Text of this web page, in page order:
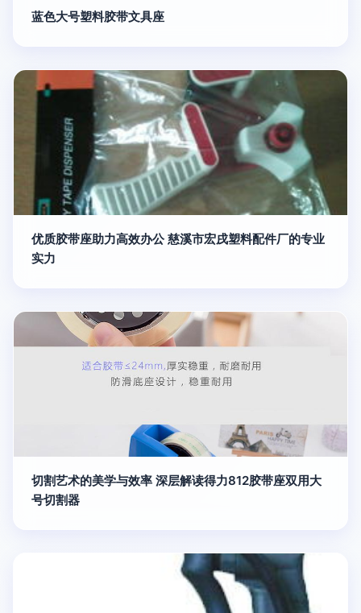
蓝色大号塑料胶带文具座
优质胶带座助力高效办公 慈溪市宏戌塑料配件厂的专业
实力
切割艺术的美学与效率 深层解读得力812胶带座双用大
号切割器